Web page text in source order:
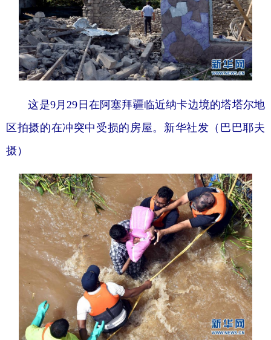
这是9月29日在阿塞拜疆临近纳卡边境的塔塔尔地
区拍摄的在冲突中受损的房屋。新华社发（巴巴耶夫
摄）